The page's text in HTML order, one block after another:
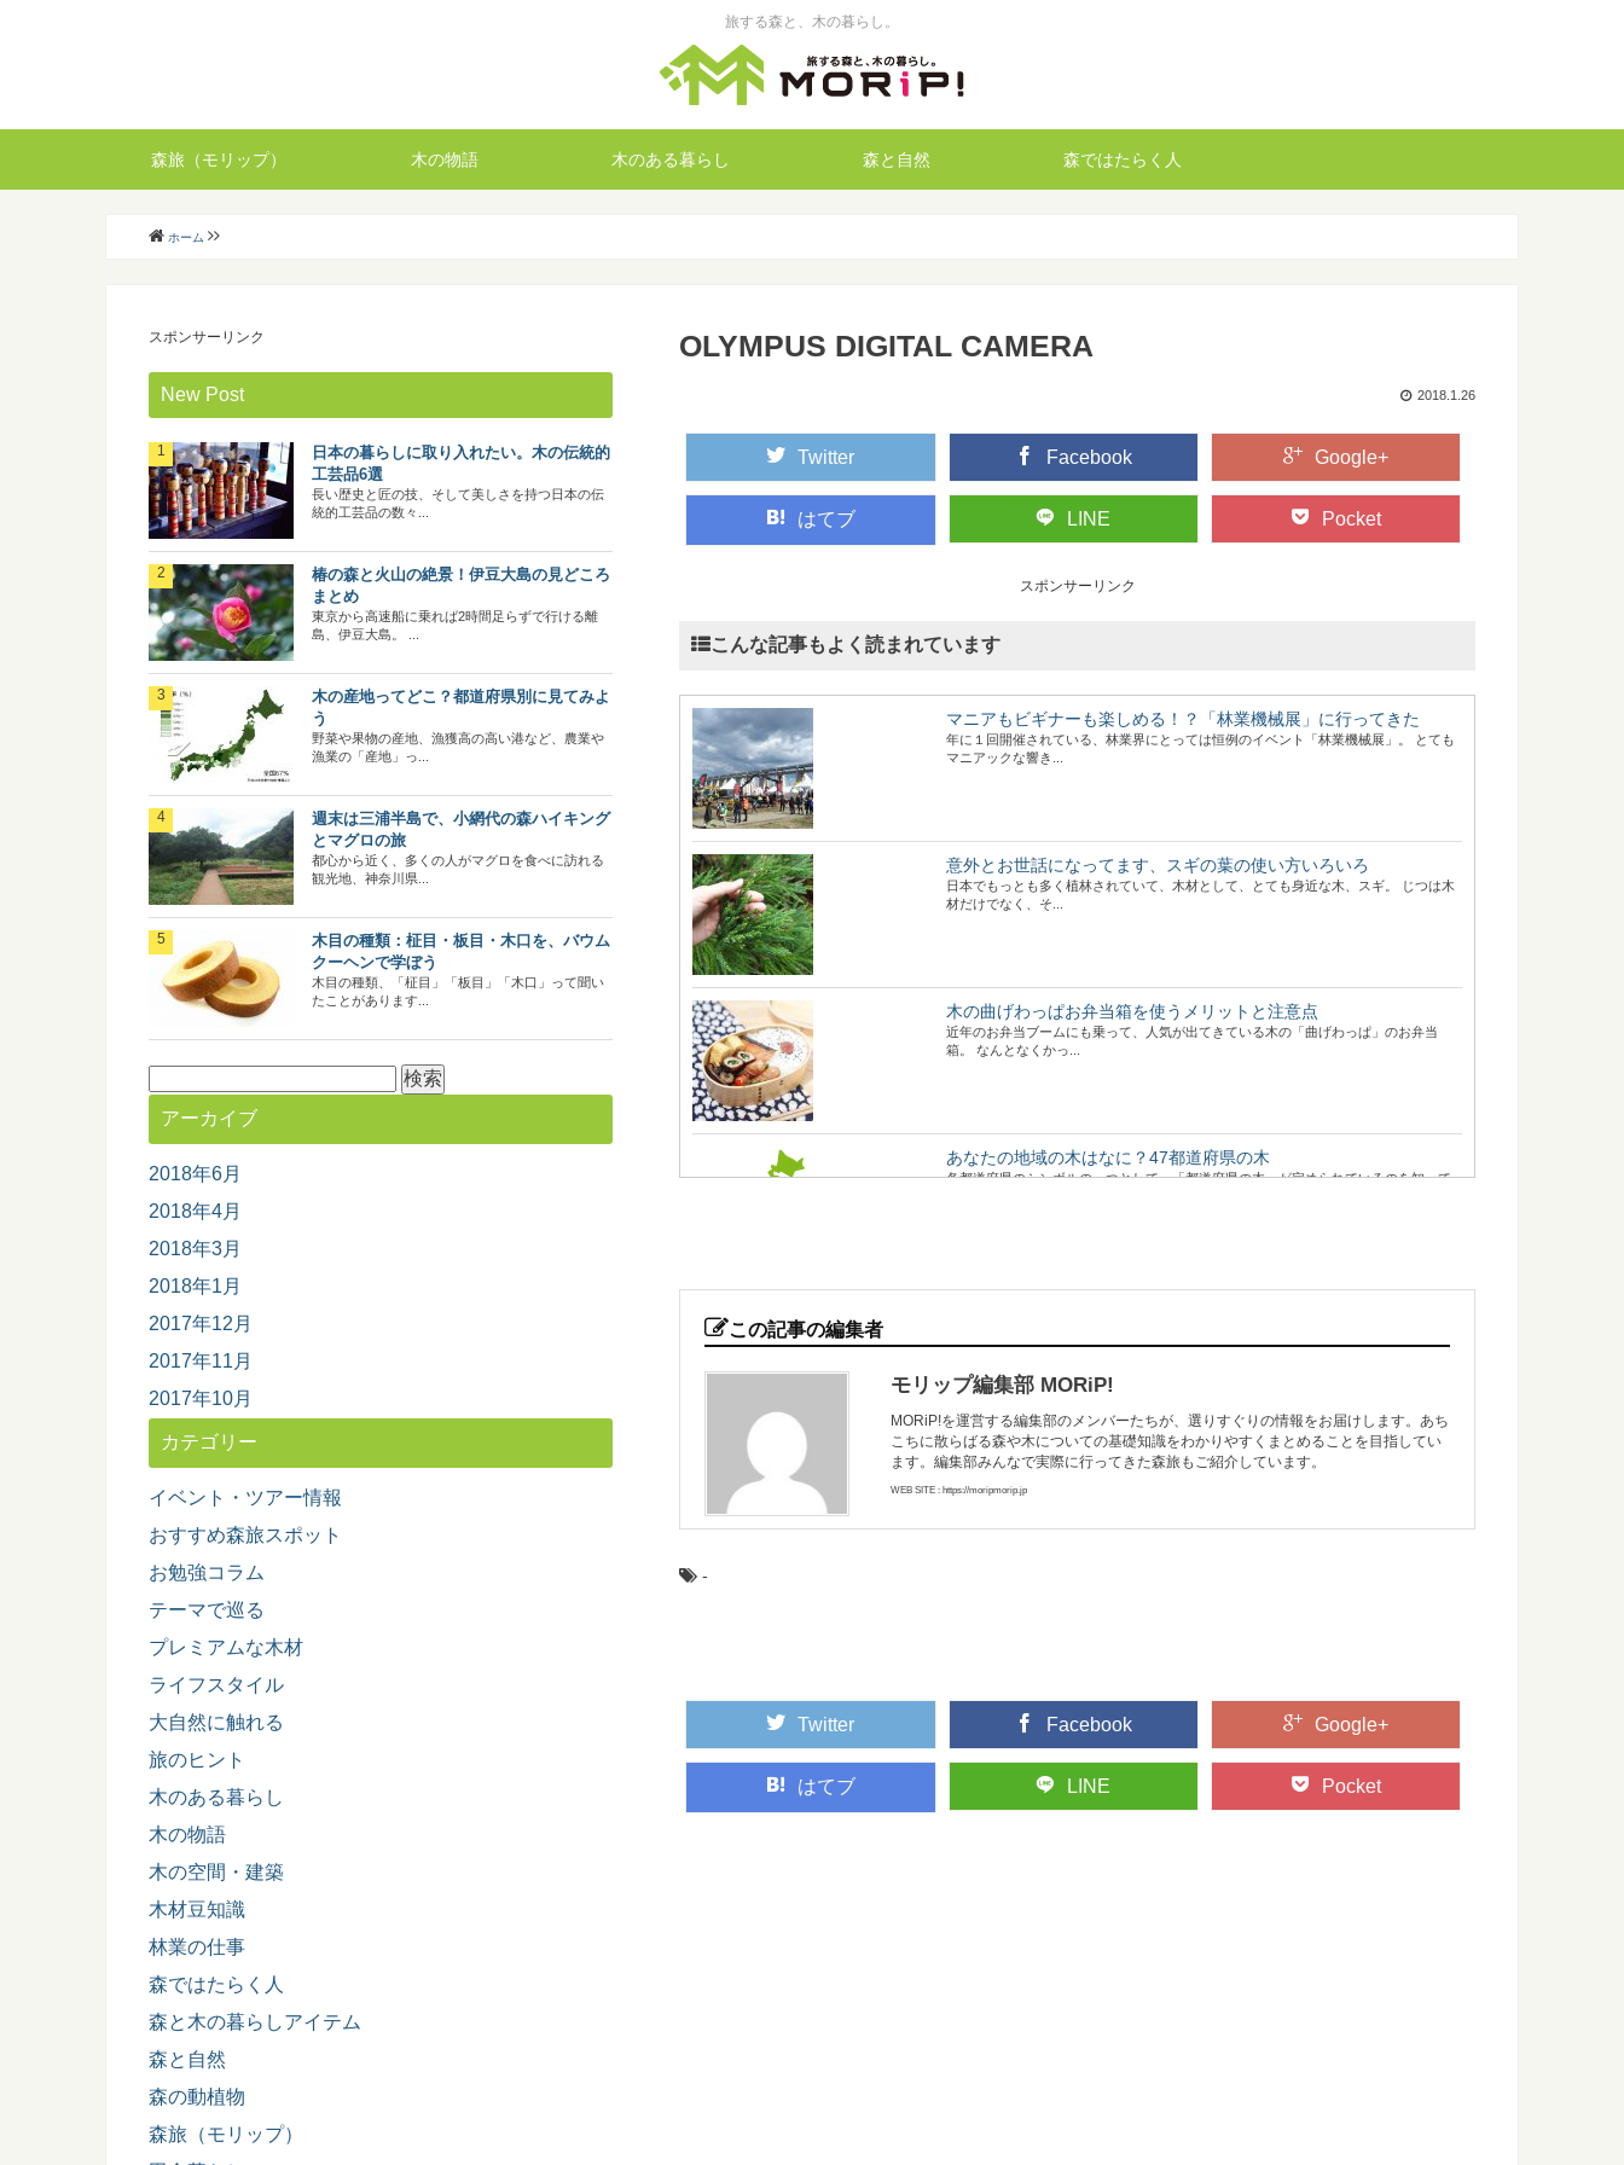
旅する森と、木の暮らし。
森旅（モリップ） 木の物語 木のある暮らし 森と自然 森ではたらく人
ホーム
OLYMPUS DIGITAL CAMERA
2018.1.26
Twitter Facebook Google+
はてブ LINE Pocket
スポンサーリンク
こんな記事もよく読まれています
マニアもビギナーも楽しめる！？「林業機械展」に行ってきた
年に１回開催されている、林業界にとっては恒例のイベント「林業機械展」。 とても
マニアックな響き...
意外とお世話になってます、スギの葉の使い方いろいろ
日本でもっとも多く植林されていて、木材として、とても身近な木、スギ。 じつは木
材だけでなく、そ...
木の曲げわっぱお弁当箱を使うメリットと注意点
近年のお弁当ブームにも乗って、人気が出てきている木の「曲げわっぱ」のお弁当
箱。 なんとなくかっ...
あなたの地域の木はなに？47都道府県の木
各都道府県のシンボルの一つとして、「都道府県の木」が定められているのを知って
にもよく登場するので、一...
石見銀山と地松を巡る旅in島根県大田市
2007年に「石見銀山遺跡とその文化的景観」としてユネスコ世界文化遺産に登録され
た、島根県大田市にあ...
林業ってどんな仕事？田舎暮らしってどうなんだろう？そう思って本や雑誌を読むの
もいいですが、映像でその...
この記事の編集者
モリップ編集部 MORiP!
MORiP!を運営する編集部のメンバーたちが、選りすぐりの情報をお届けします。あち
こちに散らばる森や木についての基礎知識をわかりやすくまとめることを目指してい
ます。編集部みんなで実際に行ってきた森旅もご紹介しています。
WEB SITE : https://moripmorip.jp
-
Twitter Facebook Google+
はてブ LINE Pocket
スポンサーリンク
New Post
日本の暮らしに取り入れたい。木の伝統的
工芸品6選
長い歴史と匠の技、そして美しさを持つ日本の伝
統的工芸品の数々...
椿の森と火山の絶景！伊豆大島の見どころ
まとめ
東京から高速船に乗れば2時間足らずで行ける離
島、伊豆大島。 ...
木の産地ってどこ？都道府県別に見てみよ
う
野菜や果物の産地、漁獲高の高い港など、農業や
漁業の「産地」っ...
週末は三浦半島で、小網代の森ハイキング
とマグロの旅
都心から近く、多くの人がマグロを食べに訪れる
観光地、神奈川県...
木目の種類：柾目・板目・木口を、バウム
クーヘンで学ぼう
木目の種類、「柾目」「板目」「木口」って聞い
たことがあります...
索:
アーカイブ
2018年6月
2018年4月
2018年3月
2018年1月
2017年12月
2017年11月
2017年10月
カテゴリー
イベント・ツアー情報
おすすめ森旅スポット
お勉強コラム
テーマで巡る
プレミアムな木材
ライフスタイル
大自然に触れる
旅のヒント
木のある暮らし
木の物語
木の空間・建築
木材豆知識
林業の仕事
森ではたらく人
森と木の暮らしアイテム
森と自然
森の動植物
森旅（モリップ）